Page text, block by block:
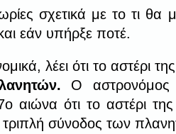
σχετικά με το τι θα
εάν υπήρξε ποτέ.
λέει ότι το αστέρι
Ο αστρονόμος
αιώνα ότι το αστέρι
τριπλή σύνοδος των